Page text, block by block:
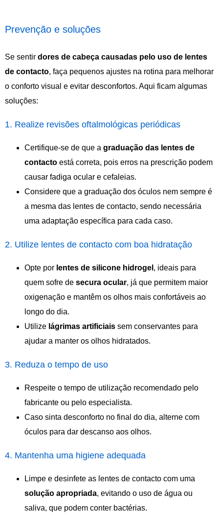
Prevenção e soluções
Se sentir dores de cabeça causadas pelo uso de lentes
de contacto, faça pequenos ajustes na rotina para melhorar
o conforto visual e evitar desconfortos. Aqui ficam algumas
soluções:
1. Realize revisões oftalmológicas periódicas
Certifique-se de que a graduação das lentes de
contacto está correta, pois erros na prescrição podem
causar fadiga ocular e cefaleias.
Considere que a graduação dos óculos nem sempre é
a mesma das lentes de contacto, sendo necessária
uma adaptação específica para cada caso.
2. Utilize lentes de contacto com boa hidratação
Opte por lentes de silicone hidrogel , ideais para
quem sofre de secura ocular, já que permitem maior
oxigenação e mantêm os olhos mais confortáveis ao
longo do dia.
Utilize lágrimas artificiais sem conservantes para
ajudar a manter os olhos hidratados.
3. Reduza o tempo de uso
Respeite o tempo de utilização recomendado pelo
fabricante ou pelo especialista.
Caso sinta desconforto no final do dia, alterne com
óculos para dar descanso aos olhos.
4. Mantenha uma higiene adequada
Limpe e desinfete as lentes de contacto com uma
solução apropriada, evitando o uso de água ou
saliva, que podem conter bactérias.